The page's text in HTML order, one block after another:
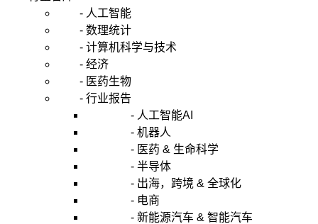
- 人工智能
- 数理统计
- 计算机科学与技术
- 经济
- 医药生物
- 行业报告
- 人工智能AI
- 机器人
- 医药 & 生命科学
- 半导体
- 出海，跨境 & 全球化
- 电商
- 新能源汽车 & 智能汽车